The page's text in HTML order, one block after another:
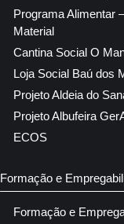
Programa Alimentar
Material
Cantina Social O
Loja Social Baú dos
Projeto Aldeia do
Projeto Albufeira
ECOS
Formação e
Formação e